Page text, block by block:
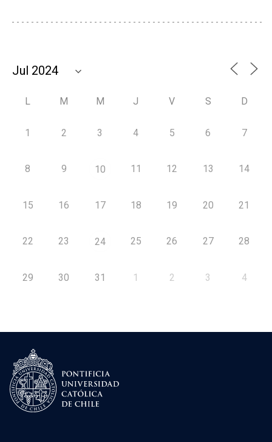
L M M J V S D
1 2 3 4 5 6 7
8 9 10 11 12 13 14
15 16 17 18 19 20 21
22 23 24 25 26 27 28
29 30 31 1 2 3 4